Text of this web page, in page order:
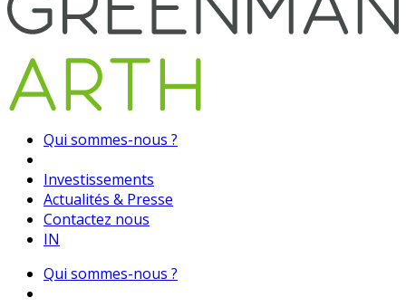
Qui sommes-nous ?
Investissements
Actualités & Presse
Contactez nous
IN
Qui sommes-nous ?